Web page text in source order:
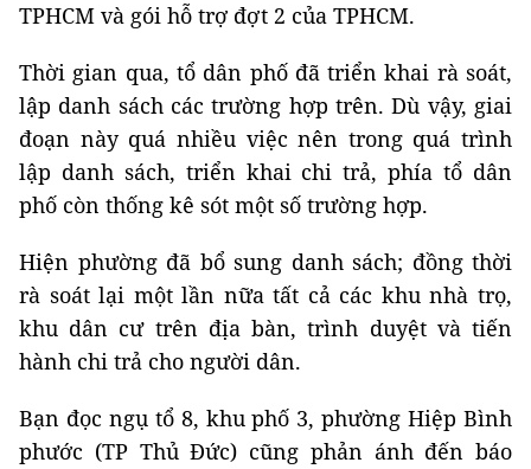
TPHCM và gói hỗ trợ đợt 2 của TPHCM.
Thời gian qua, tổ dân phố đã triển khai rà soát,
lập danh sách các trường hợp trên. Dù vậy, giai
đoạn này quá nhiều việc nên trong quá trình
lập danh sách, triển khai chi trả, phía tổ dân
phố còn thống kê sót một số trường hợp.
Hiện phường đã bổ sung danh sách; đồng thời
rà soát lại một lần nữa tất cả các khu nhà trọ,
khu dân cư trên địa bàn, trình duyệt và tiến
hành chi trả cho người dân.
Bạn đọc ngụ tổ 8, khu phố 3, phường Hiệp Bình
phước (TP Thủ Đức) cũng phản ánh đến báo